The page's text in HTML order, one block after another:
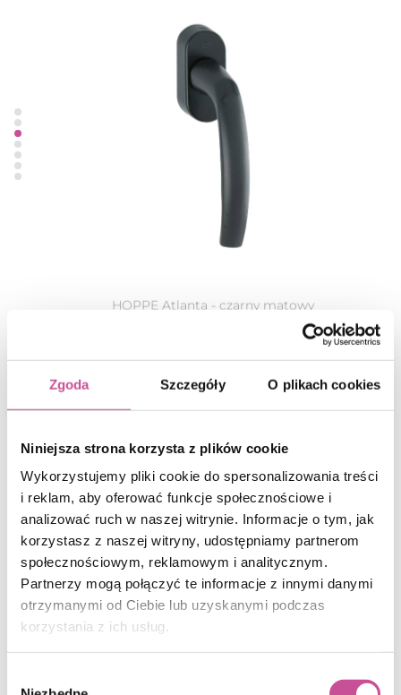
Zgoda Szczegóły O plikach cookies
Niniejsza strona korzysta z plików cookie
Wykorzystujemy pliki cookie do spersonalizowania treści
i reklam, aby oferować funkcje społecznościowe i
analizować ruch w naszej witrynie. Informacje o tym, jak
korzystasz z naszej witryny, udostępniamy partnerom
społecznościowym, reklamowym i analitycznym.
Partnerzy mogą połączyć te informacje z innymi danymi
otrzymanymi od Ciebie lub uzyskanymi podczas
korzystania z ich usług.
wykonana w technologii SecuForte®. Kiedy
okno jest zamknięte lub uchylone klamka
okienna i trzpień są od siebie odłączone, co
powoduje, że klamka jest automatycznie
zablokowana. Rozwiązanie SecuForte®
przeciwdziała w ten sposób przesunięciu
okucia okiennego od zewnątrz, jak również
metodom włamania poprzez przekłucie szyby
HOPPE Hamburg - biały
HOPPE Toulon - ciemny brąz
HOPPE Toulon - czarny matowy
HOPPE Toulon - stare złoto